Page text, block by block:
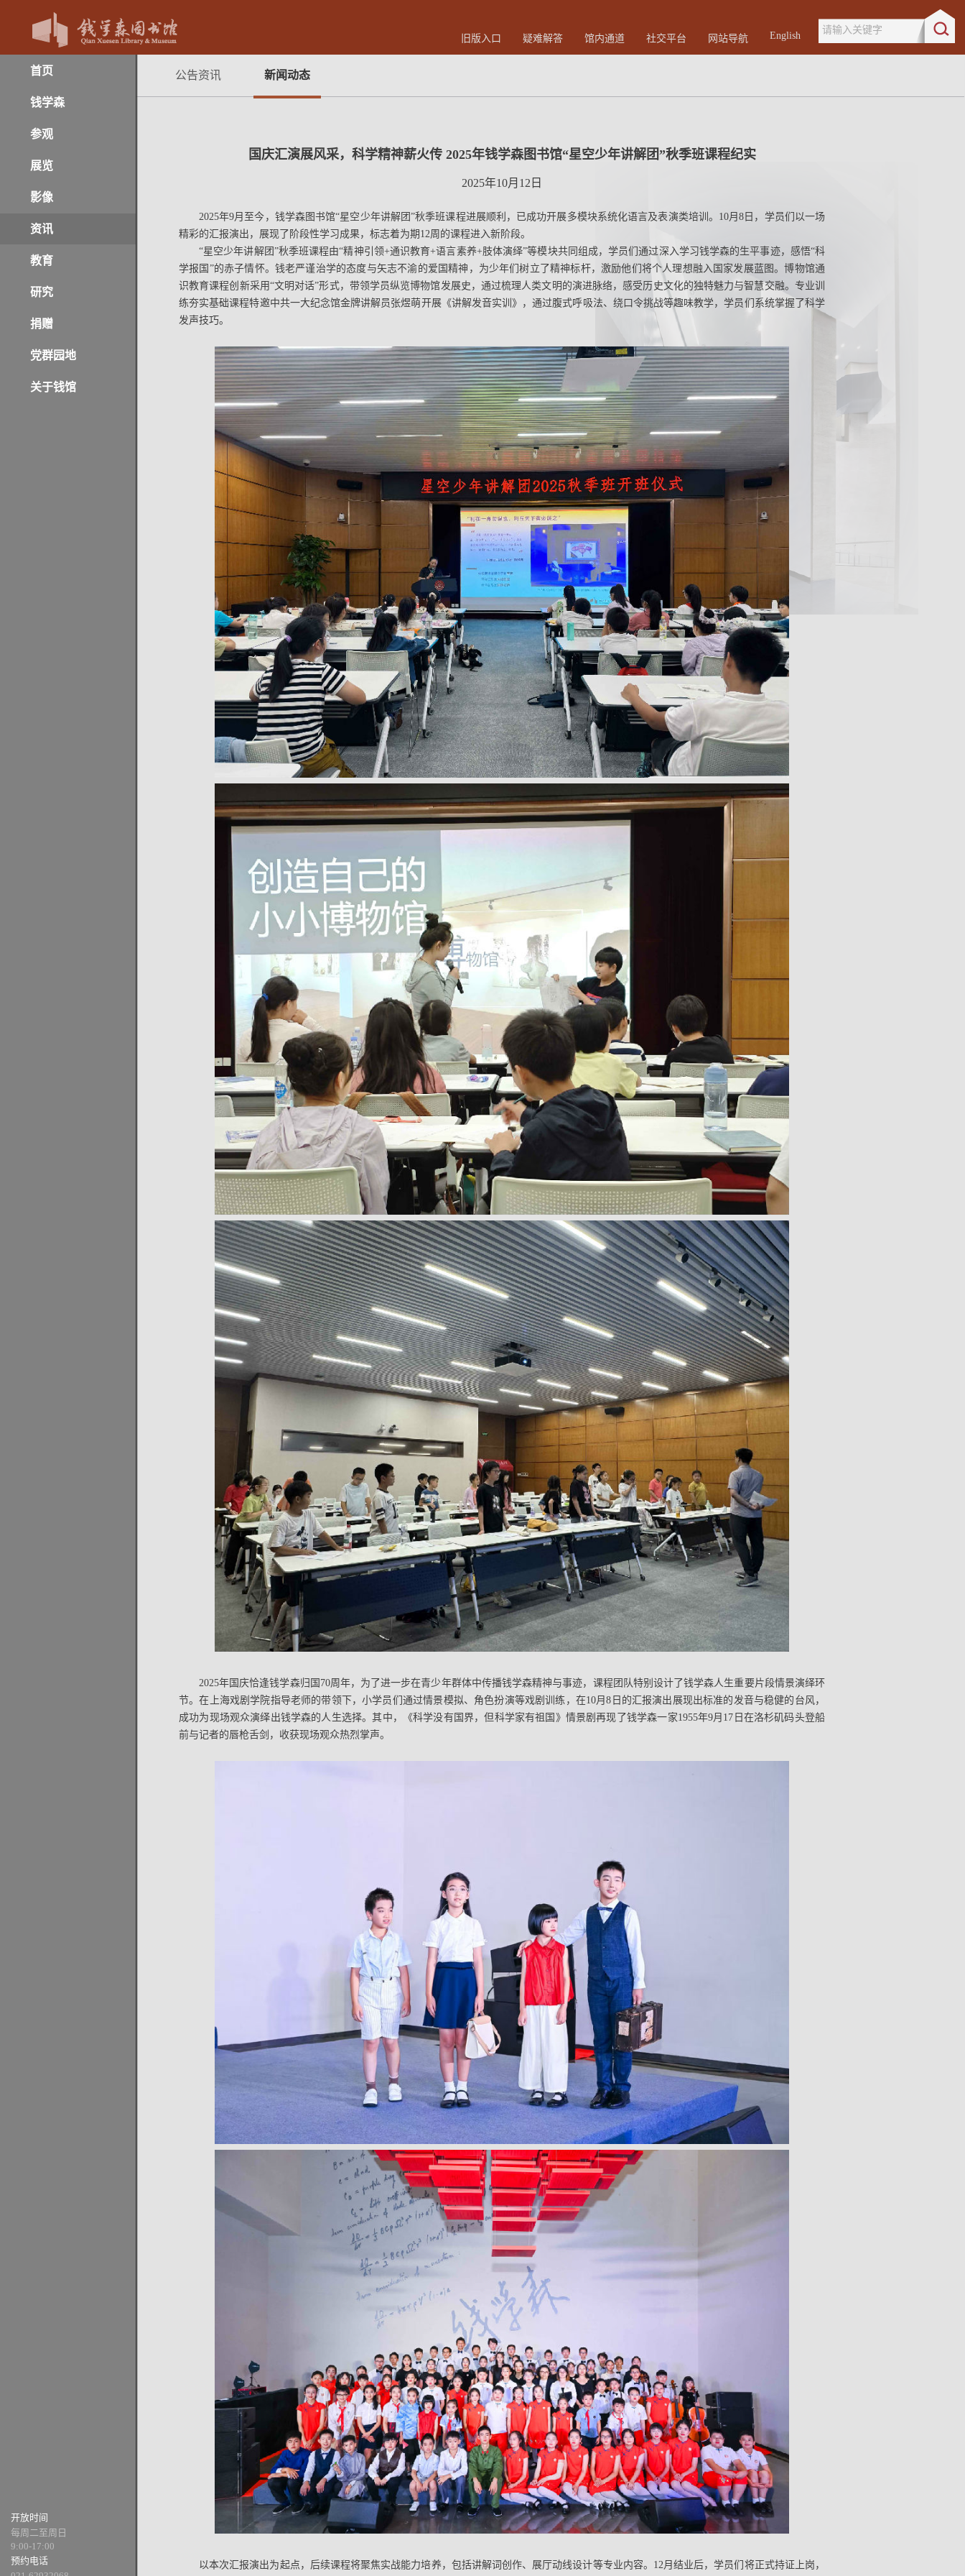
旧版入口 疑难解答 馆内通道 社交平台 网站导航 English
请输入关键字
首页
钱学森
参观
展览
影像
资讯
教育
研究
捐赠
党群园地
关于钱馆
开放时间
每周二至周日
9:00-17:00
预约电话
公告资讯 新闻动态
国庆汇演展风采，科学精神薪火传 2025年钱学森图书馆“星空少年讲解团”秋季班课程纪实
2025年10月12日
2025年9月至今，钱学森图书馆“星空少年讲解团”秋季班课程进展顺利，已成功开展多模块系统化语言及表演类培训。10月8日，学员们以一场
精彩的汇报演出，展现了阶段性学习成果，标志着为期12周的课程进入新阶段。
“星空少年讲解团”秋季班课程由“精神引领+通识教育+语言素养+肢体演绎”等模块共同组成，学员们通过深入学习钱学森的生平事迹，感悟“科
学报国”的赤子情怀。钱老严谨治学的态度与矢志不渝的爱国精神，为少年们树立了精神标杆，激励他们将个人理想融入国家发展蓝图。博物馆通
识教育课程创新采用“文明对话”形式，带领学员纵览博物馆发展史，通过梳理人类文明的演进脉络，感受历史文化的独特魅力与智慧交融。专业训
练夯实基础课程特邀中共一大纪念馆金牌讲解员张煜萌开展《讲解发音实训》，通过腹式呼吸法、绕口令挑战等趣味教学，学员们系统掌握了科学
发声技巧。
2025年国庆恰逢钱学森归国70周年，为了进一步在青少年群体中传播钱学森精神与事迹，课程团队特别设计了钱学森人生重要片段情景演绎环
节。在上海戏剧学院指导老师的带领下，小学员们通过情景模拟、角色扮演等戏剧训练，在10月8日的汇报演出展现出标准的发音与稳健的台风，
成功为现场观众演绎出钱学森的人生选择。其中，《科学没有国界，但科学家有祖国》情景剧再现了钱学森一家1955年9月17日在洛杉矶码头登船
前与记者的唇枪舌剑，收获现场观众热烈掌声。
以本次汇报演出为起点，后续课程将聚焦实战能力培养，包括讲解词创作、展厅动线设计等专业内容。12月结业后，学员们将正式持证上岗，